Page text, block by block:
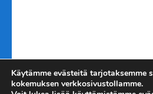
Käytämme evästeitä tarjotaksemme
kokemuksen verkkosivustollamme.